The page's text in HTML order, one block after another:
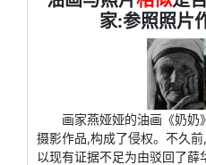
家:参照照片
画家燕娅娅的油画《奶奶
摄影作品,构成了侵权。不久
以现有证据不足为由驳回了薛